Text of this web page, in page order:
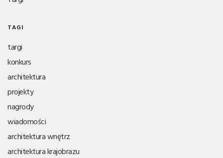
TAGI
targi
konkurs
architektura
projekty
nagrody
wiadomości
architektura wnętrz
architektura krajobrazu